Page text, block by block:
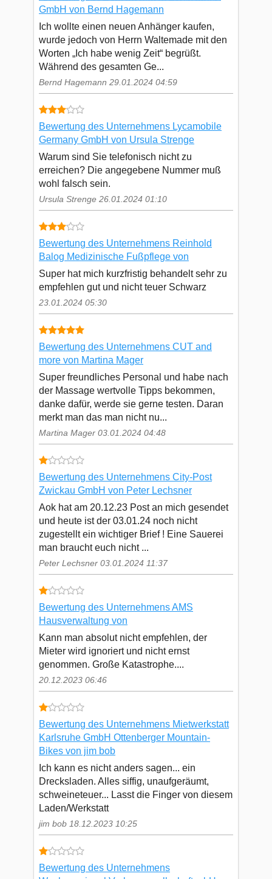
GmbH von Bernd Hagemann
Ich wollte einen neuen Anhänger kaufen,
wurde jedoch von Herrn Waltemade mit den
Worten „Ich habe wenig Zeit“ begrüßt.
Während des gesamten Ge...
Bernd Hagemann 29.01.2024 04:59
Bewertung des Unternehmens Lycamobile
Germany GmbH von Ursula Strenge
Warum sind Sie telefonisch nicht zu
erreichen? Die angegebene Nummer muß
wohl falsch sein.
Ursula Strenge 26.01.2024 01:10
Bewertung des Unternehmens Reinhold
Balog Medizinische Fußpflege von
Super hat mich kurzfristig behandelt sehr zu
empfehlen gut und nicht teuer Schwarz
23.01.2024 05:30
Bewertung des Unternehmens CUT and
more von Martina Mager
Super freundliches Personal und habe nach
der Massage wertvolle Tipps bekommen,
danke dafür, werde sie gerne testen. Daran
merkt man das man nicht nu...
Martina Mager 03.01.2024 04:48
Bewertung des Unternehmens City-Post
Zwickau GmbH von Peter Lechsner
Aok hat am 20.12.23 Post an mich gesendet
und heute ist der 03.01.24 noch nicht
zugestellt ein wichtiger Brief ! Eine Sauerei
man braucht euch nicht ...
Peter Lechsner 03.01.2024 11:37
Bewertung des Unternehmens AMS
Hausverwaltung von
Kann man absolut nicht empfehlen, der
Mieter wird ignoriert und nicht ernst
genommen. Große Katastrophe....
20.12.2023 06:46
Bewertung des Unternehmens Mietwerkstatt
Karlsruhe GmbH Ottenberger Mountain-
Bikes von jim bob
Ich kann es nicht anders sagen... ein
Drecksladen. Alles siffig, unaufgeräumt,
schweineteuer... Lasst die Finger von diesem
Laden/Werkstatt
jim bob 18.12.2023 10:25
Bewertung des Unternehmens